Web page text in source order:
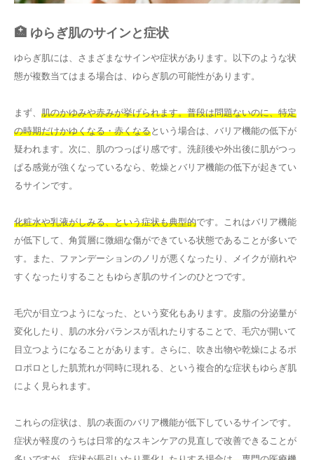
🏥 ゆらぎ肌のサインと症状
ゆらぎ肌には、さまざまなサインや症状があります。以下のような状
態が複数当てはまる場合は、ゆらぎ肌の可能性があります。
まず、 肌のかゆみや赤みが挙げられます。普段は問題ないのに、特定
の時期だけかゆくなる・赤くなるという場合は、バリア機能の低下が
疑われます。次に、肌のつっぱり感です。洗顔後や外出後に肌がつっ
ぱる感覚が強くなっているなら、乾燥とバリア機能の低下が起きてい
るサインです。
化粧水や乳液がしみる、という症状も典型的です。これはバリア機能
が低下して、角質層に微細な傷ができている状態であることが多いで
す。また、ファンデーションのノリが悪くなったり、メイクが崩れや
すくなったりすることもゆらぎ肌のサインのひとつです。
毛穴が目立つようになった、という変化もあります。皮脂の分泌量が
変化したり、肌の水分バランスが乱れたりすることで、毛穴が開いて
目立つようになることがあります。さらに、吹き出物や乾燥によるポ
ロポロとした肌荒れが同時に現れる、という複合的な症状もゆらぎ肌
によく見られます。
これらの症状は、肌の表面のバリア機能が低下しているサインです。
症状が軽度のうちは日常的なスキンケアの見直しで改善できることが